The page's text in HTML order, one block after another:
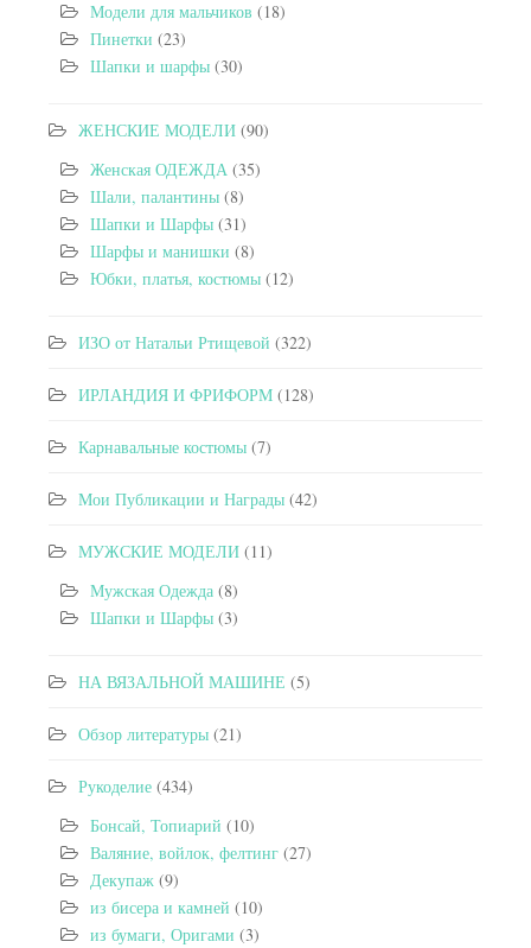
Модели для мальчиков (18)
Пинетки (23)
Шапки и шарфы (30)
ЖЕНСКИЕ МОДЕЛИ (90)
Женская ОДЕЖДА (35)
Шали, палантины (8)
Шапки и Шарфы (31)
Шарфы и манишки (8)
Юбки, платья, костюмы (12)
ИЗО от Натальи Ртищевой (322)
ИРЛАНДИЯ И ФРИФОРМ (128)
Карнавальные костюмы (7)
Мои Публикации и Награды (42)
МУЖСКИЕ МОДЕЛИ (11)
Мужская Одежда (8)
Шапки и Шарфы (3)
НА ВЯЗАЛЬНОЙ МАШИНЕ (5)
Обзор литературы (21)
Рукоделие (434)
Бонсай, Топиарий (10)
Валяние, войлок, фелтинг (27)
Декупаж (9)
из бисера и камней (10)
из бумаги, Оригами (3)